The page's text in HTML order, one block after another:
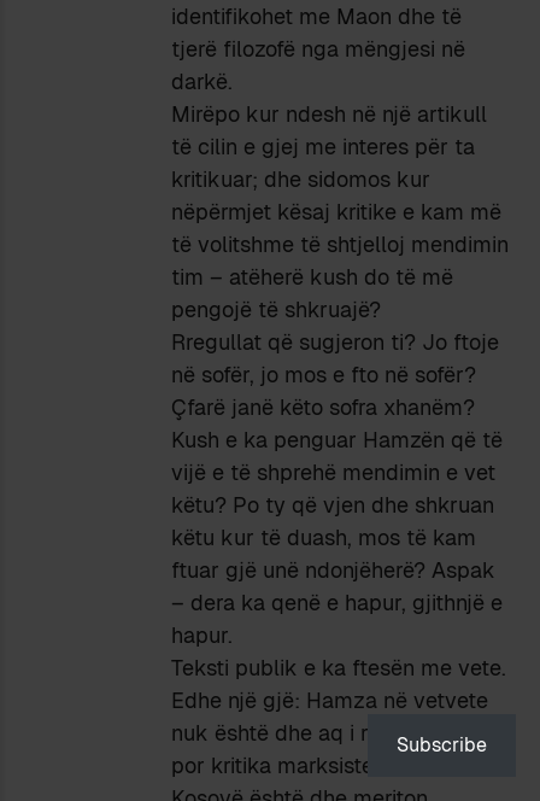
identifikohet me Maon dhe të
tjerë filozofë nga mëngjesi në
darkë.
Mirëpo kur ndesh në një artikull
të cilin e gjej me interes për ta
kritikuar; dhe sidomos kur
nëpërmjet kësaj kritike e kam më
të volitshme të shtjelloj mendimin
tim – atëherë kush do të më
pengojë të shkruajë?
Rregullat që sugjeron ti? Jo ftoje
në sofër, jo mos e fto në sofër?
Çfarë janë këto sofra xhanëm?
Kush e ka penguar Hamzën që të
vijë e të shprehë mendimin e vet
këtu? Po ty që vjen dhe shkruan
këtu kur të duash, mos të kam
ftuar gjë unë ndonjëherë? Aspak
– dera ka qenë e hapur, gjithnjë e
hapur.
Teksti publik e ka ftesën me vete.
Edhe një gjë: Hamza në vetvete
nuk është dhe aq i rëndësishëm –
por kritika marksiste e situatës në
Subscribe